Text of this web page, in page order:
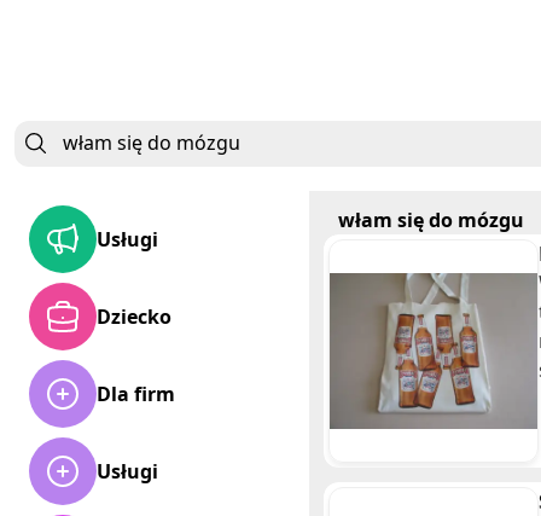
Usługi
Dziecko
Dla firm
Usługi
włam się do mózgu